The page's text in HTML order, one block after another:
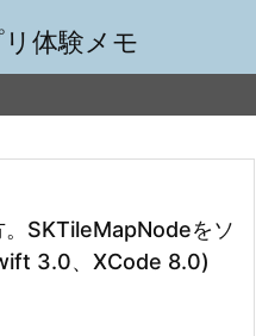
体験メモ
SKTileMapNodeをソ
3.0、XCode 8.0)